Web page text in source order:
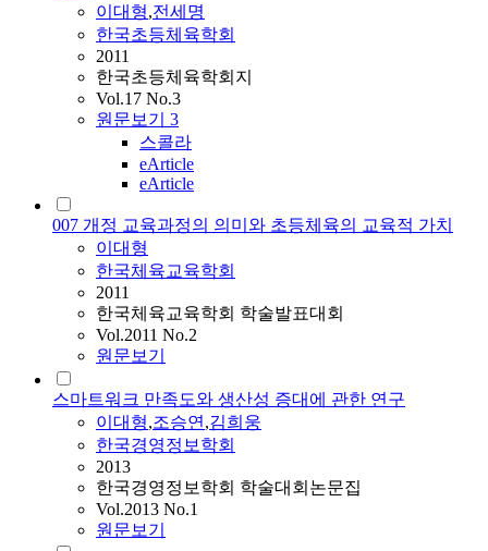
이대형,전세명
한국초등체육학회
2011
한국초등체육학회지
Vol.17 No.3
원문보기 3
스콜라
eArticle
eArticle
007 개정 교육과정의 의미와 초등체육의 교육적 가치
이대형
한국체육교육학회
2011
한국체육교육학회 학술발표대회
Vol.2011 No.2
원문보기
스마트워크 만족도와 생산성 증대에 관한 연구
이대형,조승연,김희웅
한국경영정보학회
2013
한국경영정보학회 학술대회논문집
Vol.2013 No.1
원문보기